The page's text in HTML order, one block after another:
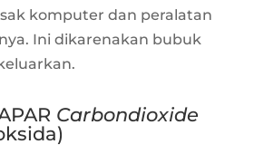
komputer dan peralatan
Ini dikarenakan bubuk
Carbondioxide